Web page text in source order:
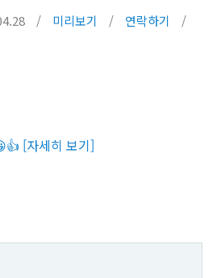
/ 미리보기 / 연락하기
/
[자세히 보기]